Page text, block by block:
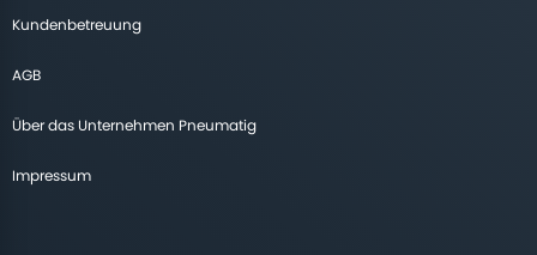
Kundenbetreuung
AGB
Über das Unternehmen Pneumatig
Impressum